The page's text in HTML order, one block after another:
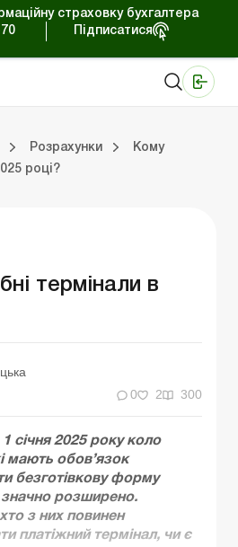
страховку бухгалтера
Підписатися
Розрахунки
Кому
році?
термінали в
0 2 300
січня 2025 року коло
мають обов’язок
безготівкову форму
значно розширено.
з них повинен
платіжний термінал, чи є